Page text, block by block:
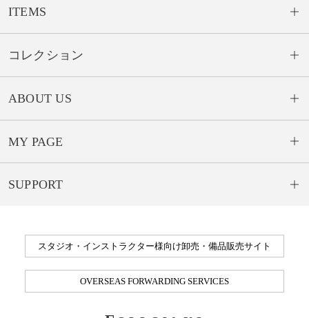
ITEMS
コレクション
ABOUT US
MY PAGE
SUPPORT
スタジオ・インストラクター様向け卸売・備品販売サイト
OVERSEAS FORWARDING SERVICES